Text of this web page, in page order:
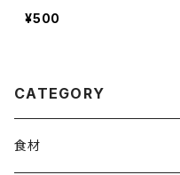
¥500
CATEGORY
食材